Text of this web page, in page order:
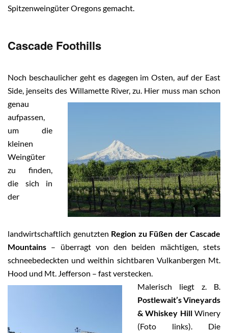
Spitzenweingüter Oregons gemacht.
Cascade Foothills
Noch beschaulicher geht es dagegen im Osten, auf der East
Side, jenseits des Willamette River, zu. Hier muss man schon
genau
aufpassen,
um die
kleinen
Weingüter
zu finden,
die sich in
der
landwirtschaftlich genutzten Region zu Füßen der Cascade
Mountains – überragt von den beiden mächtigen, stets
schneebedeckten und weithin sichtbaren Vulkanbergen Mt.
Hood und Mt. Jefferson – fast verstecken.
Malerisch liegt z. B.
Postlewait’s Vineyards
& Whiskey HillWinery
(Foto links). Die